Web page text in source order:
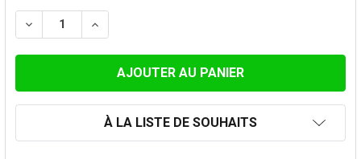
ACTUEL:
DIMINUER LA QUANTITÉ DE EMBOITEMENT
AUGMENTER LA QUANTITÉ DE
À LA LISTE DE SOUHAITS